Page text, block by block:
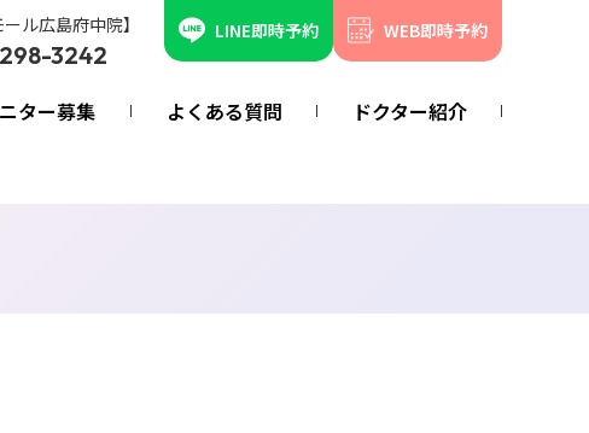
ール広島府中院】
3242
LINE即時予約 WEB即時予約
ター募集 よくある質問 ドクター紹介